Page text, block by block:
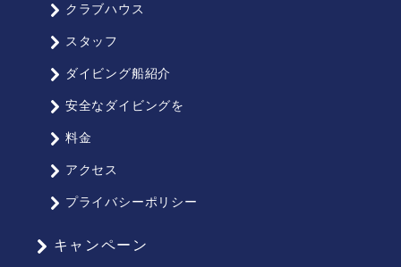
クラブハウス
スタッフ
ダイビング船紹介
安全なダイビングを
料金
アクセス
プライバシーポリシー
キャンペーン